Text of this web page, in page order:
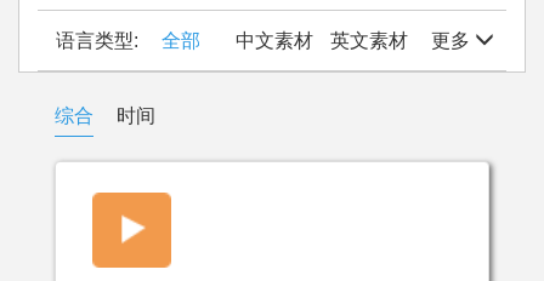
更多
语言类型: 全部 中文素材 英文素材
综合 时间